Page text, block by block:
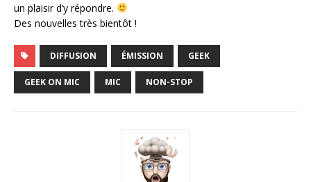
un plaisir d’y répondre.
Des nouvelles très bientôt !
DIFFUSION ÉMISSION GEEK
GEEK ON MIC MIC NON-STOP